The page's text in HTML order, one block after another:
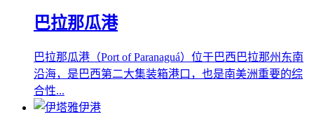
巴拉那瓜港
巴拉那瓜港（Port of Paranaguá）位于巴西巴拉那州东南
沿海，是巴西第二大集装箱港口，也是南美洲重要的综
合性...